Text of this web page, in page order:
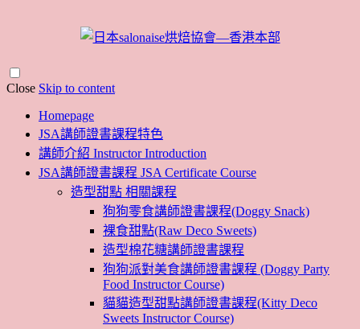
Close Skip to content
Homepage
JSA講師證書課程特色
講師介紹 Instructor Introduction
JSA講師證書課程 JSA Certificate Course
造型甜點 相關課程
狗狗零食講師證書課程(Doggy Snack)
裸食甜點(Raw Deco Sweets)
造型棉花糖講師證書課程
狗狗派對美食講師證書課程 (Doggy Party
Food Instructor Course)
貓貓造型甜點講師證書課程(Kitty Deco
Sweets Instructor Course)